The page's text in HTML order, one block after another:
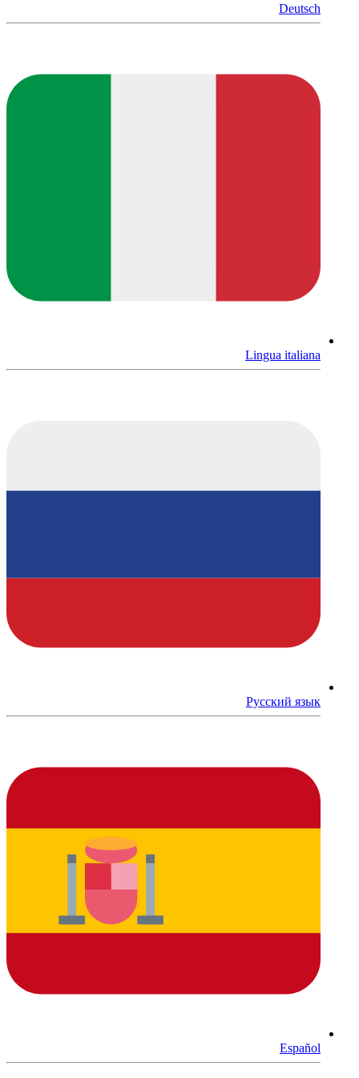
Deutsch
Lingua italiana
Русский язык
Español